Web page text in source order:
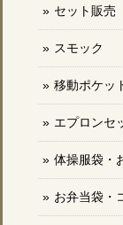
セット販売
スモック
移動ポケッ
エプロンセ
体操服袋・
お弁当袋・